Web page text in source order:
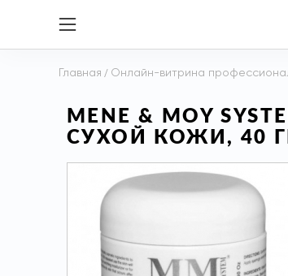
Главная / Онлайн-витрина
MENE & MOY
СУХОЙ КОЖИ, 40